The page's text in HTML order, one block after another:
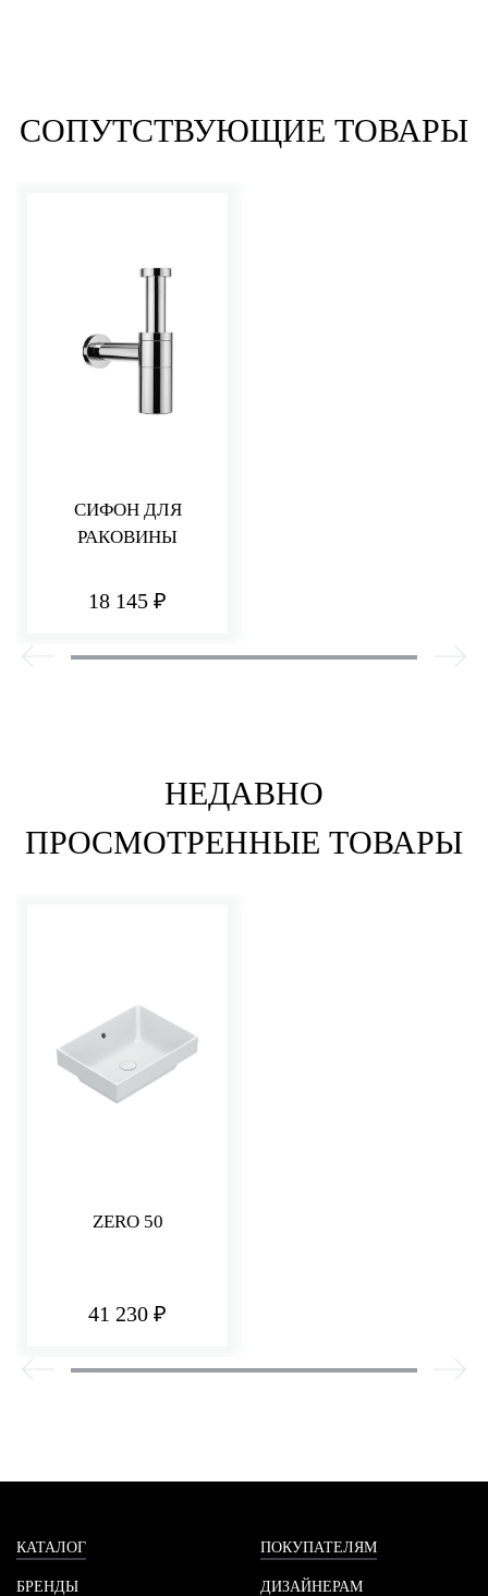
СОПУТСТВУЮЩИЕ ТОВАРЫ
СИФОН ДЛЯ
РАКОВИНЫ
18 145 ₽
НЕДАВНО
ПРОСМОТРЕННЫЕ ТОВАРЫ
ZERO 50
41 230 ₽
КАТАЛОГ
БРЕНДЫ
ПОКУПАТЕЛЯМ
ДИЗАЙНЕРАМ